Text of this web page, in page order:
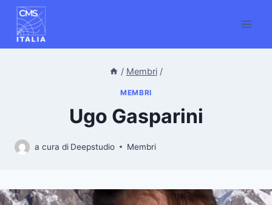
Salta
contenuto
/ Membri /
MEMBRI
Ugo Gasparini
a cura di Deepstudio Membri